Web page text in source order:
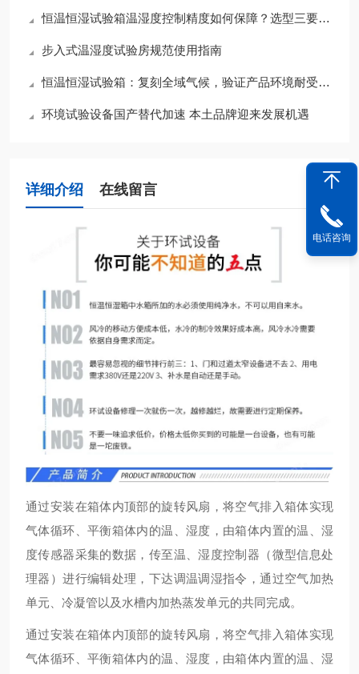
恒温恒湿试验箱温湿度控制精度如何保障？选型三要素与夏季运维要点
步入式温湿度试验房规范使用指南
恒温恒湿试验箱：复刻全域气候，验证产品环境耐受底线
环境试验设备国产替代加速 本土品牌迎来发展机遇
详细介绍 在线留言
通过安装在箱体内顶部的旋转风扇，将空气排入箱体实现
气体循环、平衡箱体内的温、湿度，由箱体内置的温、湿
度传感器采集的数据，传至温、湿度控制器（微型信息处
理器）进行编辑处理，下达调温调湿指令，通过空气加热
单元、冷凝管以及水槽内加热蒸发单元的共同完成。
通过安装在箱体内顶部的旋转风扇，将空气排入箱体实现
气体循环、平衡箱体内的温、湿度，由箱体内置的温、湿
电话咨询